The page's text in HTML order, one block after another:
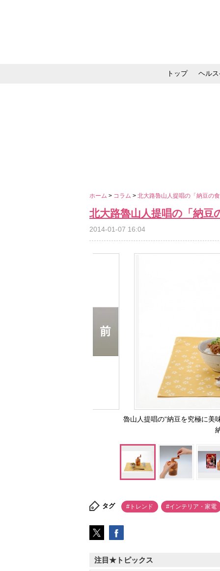
トップ ヘル
ホーム > コラム > 北大路魯山人提唱の「納豆の
北大路魯山人提唱の「納豆
2014-01-07 16:04
魯山人提唱の“納豆を究極に美
タグ #トレンド #インテリア・家電
注目★トピックス